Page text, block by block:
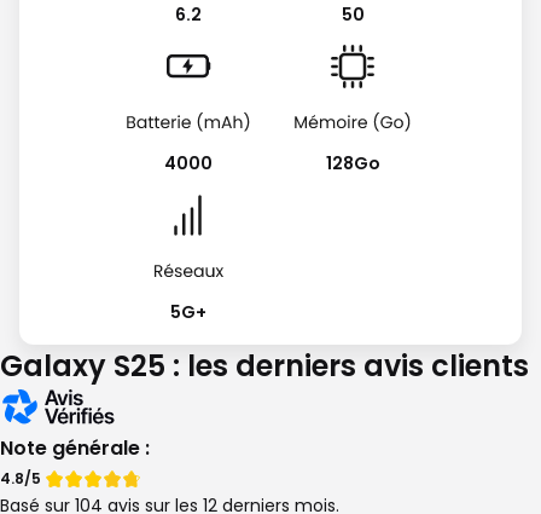
6.2 50
4000 128Go
5G+
Galaxy S25 : les derniers avis clients
Note générale :
Note
de
Note
de
4.8/5
Basé sur 104 avis sur les 12 derniers mois.